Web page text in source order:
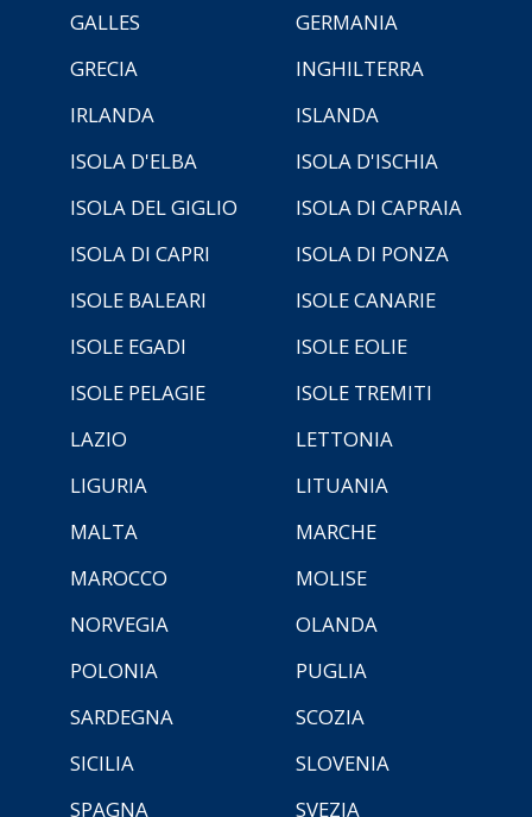
GALLES
GERMANIA
GRECIA
INGHILTERRA
IRLANDA
ISLANDA
ISOLA D'ELBA
ISOLA D'ISCHIA
ISOLA DEL GIGLIO
ISOLA DI CAPRAIA
ISOLA DI CAPRI
ISOLA DI PONZA
ISOLE BALEARI
ISOLE CANARIE
ISOLE EGADI
ISOLE EOLIE
ISOLE PELAGIE
ISOLE TREMITI
LAZIO
LETTONIA
LIGURIA
LITUANIA
MALTA
MARCHE
MAROCCO
MOLISE
NORVEGIA
OLANDA
POLONIA
PUGLIA
SARDEGNA
SCOZIA
SICILIA
SLOVENIA
SPAGNA
SVEZIA